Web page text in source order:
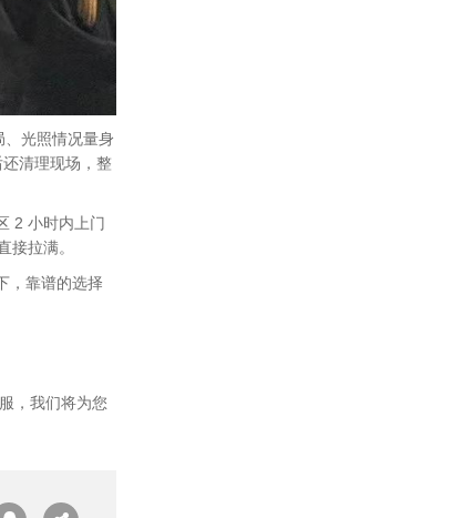
光照情况量身
清理现场，整
2 小时内上门
拉满。
，靠谱的选择
，我们将为您